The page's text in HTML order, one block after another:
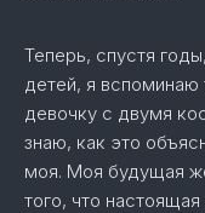
Теперь, спустя
детей, я вспоминаю
девочку с двумя
знаю, как это
моя. Моя будущая
того, что